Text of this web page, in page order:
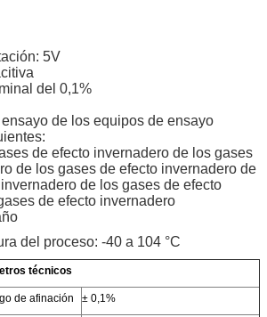
5V
del 0,1%
de los equipos de ensayo
de efecto invernadero de los gases
de los gases de efecto invernadero de
de los gases de efecto
de efecto invernadero
del proceso: -40 a 104 °C
técnicos
de afinación ± 0,1%